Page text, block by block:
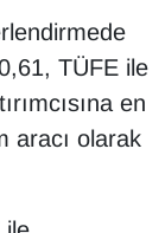
TÜFE ile
en
aracı olarak